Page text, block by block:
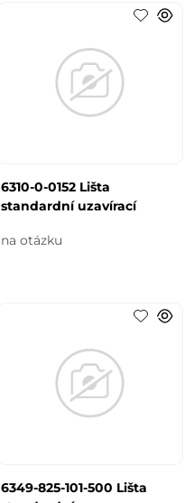
6310-0-0152 Lišta
standardní uzavírací
na otázku
6349-825-101-500 Lišta